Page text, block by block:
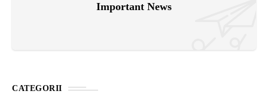
Important News
CATEGORII